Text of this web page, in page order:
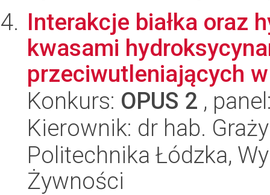
Interakcje białka oraz
kwasami
przeciwutleniających
Konkurs: OPUS 2 ,
Kierownik: dr hab.
Politechnika Łódzka,
Żywności